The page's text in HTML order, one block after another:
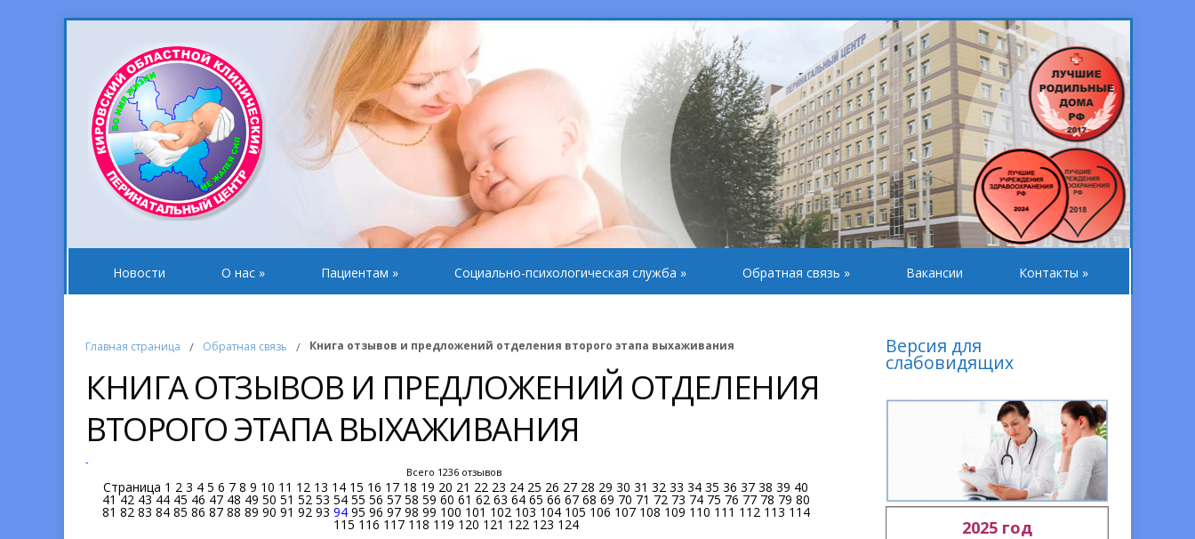
Новости О нас » Пациентам » Социально-психологическая служба » Обратная связь » Вакансии Контакты »
Главная страница / Обратная связь / Книга отзывов и предложений отделения второго этапа выхаживания
КНИГА ОТЗЫВОВ И ПРЕДЛОЖЕНИЙ ОТДЕЛЕНИЯ
ВТОРОГО ЭТАПА ВЫХАЖИВАНИЯ
-
Всего 1236 отзывов
Страница 1 2 3 4 5 6 7 8 9 10 11 12 13 14 15 16 17 18 19 20 21 22 23 24 25 26 27 28 29 30 31 32 33 34 35 36 37 38 39 40
41 42 43 44 45 46 47 48 49 50 51 52 53 54 55 56 57 58 59 60 61 62 63 64 65 66 67 68 69 70 71 72 73 74 75 76 77 78 79 80
81 82 83 84 85 86 87 88 89 90 91 92 93 94 95 96 97 98 99 100 101 102 103 104 105 106 107 108 109 110 111 112 113 114
115 116 117 118 119 120 121 122 123 124
Версия для
слабовидящих
2025 год